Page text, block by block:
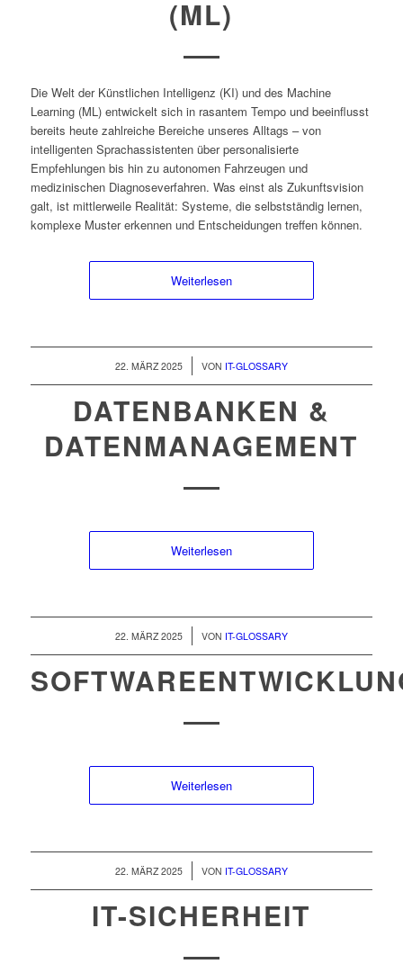
(ML)
Die Welt der Künstlichen Intelligenz (KI) und des Machine
Learning (ML) entwickelt sich in rasantem Tempo und beeinflusst
bereits heute zahlreiche Bereiche unseres Alltags – von
intelligenten Sprachassistenten über personalisierte
Empfehlungen bis hin zu autonomen Fahrzeugen und
medizinischen Diagnoseverfahren. Was einst als Zukunftsvision
galt, ist mittlerweile Realität: Systeme, die selbstständig lernen,
komplexe Muster erkennen und Entscheidungen treffen können.
Weiterlesen
22. MÄRZ 2025
/ VON IT-GLOSSARY
DATENBANKEN &
DATENMANAGEMENT
Weiterlesen
22. MÄRZ 2025
/ VON IT-GLOSSARY
Weiterlesen
22. MÄRZ 2025
/ VON IT-GLOSSARY
IT-SICHERHEIT